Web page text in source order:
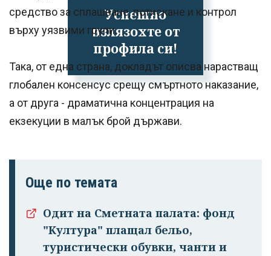
Успешно
излязохте от
профила си!
средство за сплашване, потискане и контрол
върху уязвими групи.
Така, от една страна, докладът описва нарастващ
глобален консенсус срещу смъртното наказание,
а от друга - драматична концентрация на
екзекуции в малък брой държави.
Още по темата
Одит на Сметната палата: фонд
"Култура" плащал бельо,
туристически обувки, чанти и